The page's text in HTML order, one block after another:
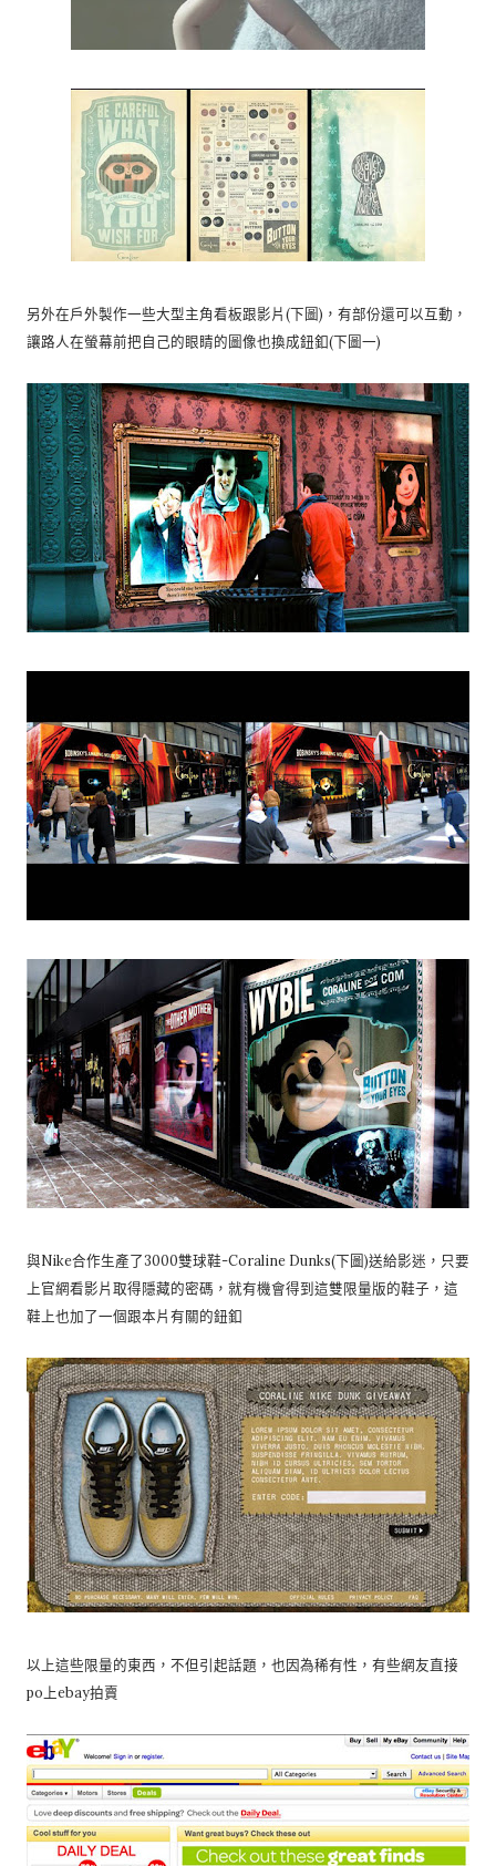
另外在戶外製作一些大型主角看板跟影片(下圖)，有部份還可以互動，
讓路人在螢幕前把自己的眼睛的圖像也換成鈕釦(下圖一)
與Nike合作生產了3000雙球鞋-Coraline Dunks(下圖)送給影迷，只要
上官網看影片取得隱藏的密碼，就有機會得到這雙限量版的鞋子，這
鞋上也加了一個跟本片有關的鈕釦
以上這些限量的東西，不但引起話題，也因為稀有性，有些網友直接
po上ebay拍賣